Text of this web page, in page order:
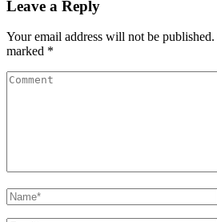
Leave a Reply
Your email address will not be published.
marked *